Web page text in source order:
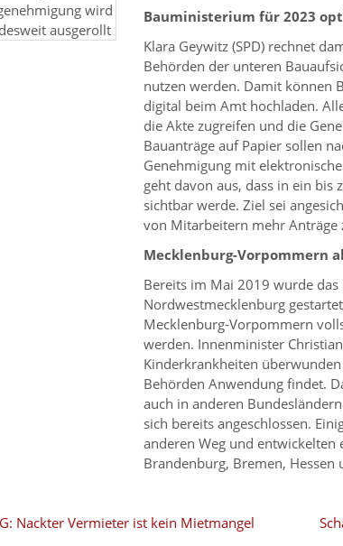
Bauministerium für 2023
Klara Geywitz (SPD) rechnet
Behörden der unteren
nutzen werden. Damit können
digital beim Amt hochladen.
die Akte zugreifen und die
Bauanträge auf Papier sollen
Genehmigung mit
geht davon aus, dass in ein bis
sichtbar werde. Ziel sei
von Mitarbeitern mehr Anträge
Mecklenburg-Vorpommern
Bereits im Mai 2019 wurde das
Nordwestmecklenburg
Mecklenburg-Vorpommern
werden. Innenminister
Kinderkrankheiten
Behörden Anwendung findet.
auch in anderen
sich bereits angeschlossen.
anderen Weg und entwickelten
Brandenburg, Bremen, Hessen
Nackter Vermieter ist kein Mietmangel